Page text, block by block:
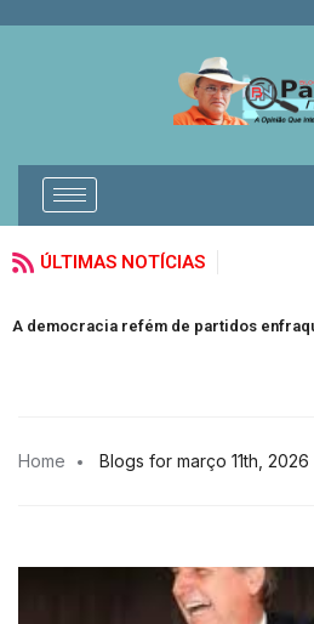
ÚLTIMAS NOTÍCIAS
A democracia refém de partidos
Home Blogs for março 11th, 2026